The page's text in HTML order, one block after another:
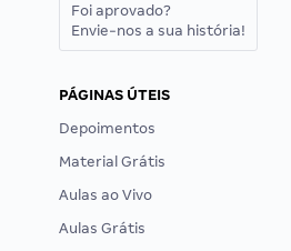
Foi aprovado?
Envie-nos a sua história!
PÁGINAS ÚTEIS
Depoimentos
Material Grátis
Aulas ao Vivo
Aulas Grátis